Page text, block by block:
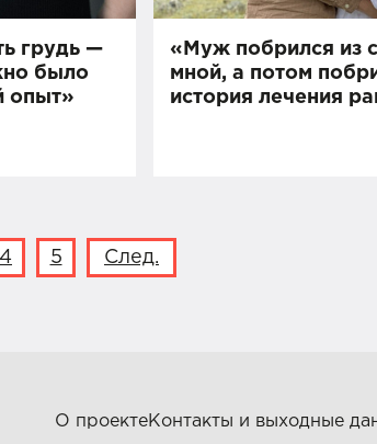
грудь —
было
опыт»
«Муж побрился из
мной, а потом
история лечения
4 5 След.
О проектеКонтакты и выходные